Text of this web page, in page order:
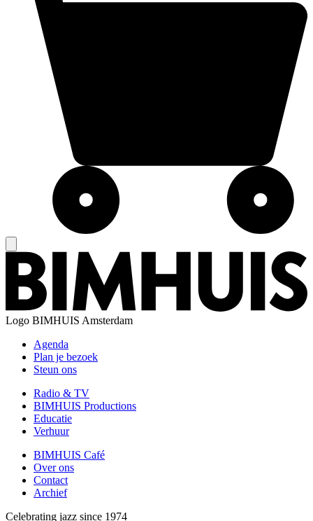
Logo BIMHUIS Amsterdam
Agenda
Plan je bezoek
Steun ons
Radio & TV
BIMHUIS Productions
Educatie
Verhuur
BIMHUIS Café
Over ons
Contact
Archief
Celebrating jazz since 1974